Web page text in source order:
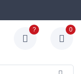
? 0